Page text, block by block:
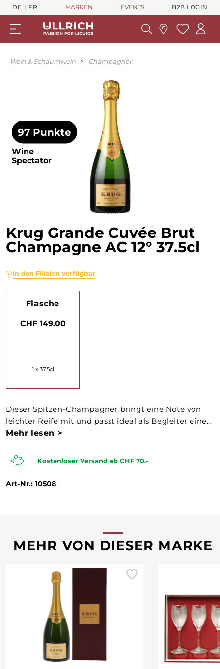
DE FR MARKEN EVENTS B2B LOGIN
Wein & Schaumwein Champagner
97 Punkte
Wine
Spectator
Krug Grande Cuvée Brut
Champagne AC 12° 37.5cl
In den Filialen verfügbar
Flasche
CHF 149.00
1 x 37.5cl
Dieser Spitzen-Champagner bringt eine Note von
leichter Reife mit und passt ideal als Begleiter eine...
Mehr lesen >
Kostenloser Versand ab CHF 70.-
Art-Nr.: 10508
MEHR VON DIESER MARKE